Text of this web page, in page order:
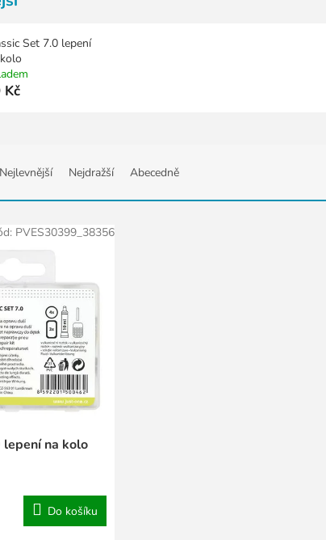
Set 7.0 lepení
Kč
Nejlevnější Nejdražší Abecedně
lepení na kolo
Do košíku
PVES30399_38356